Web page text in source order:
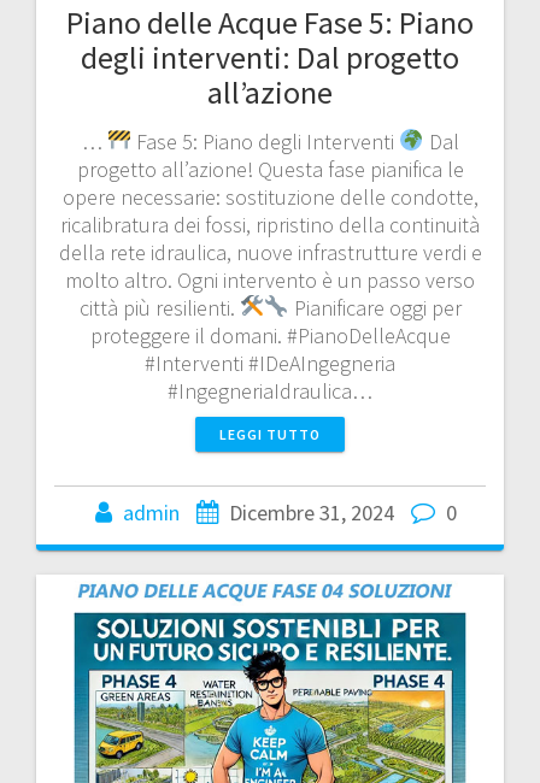
Piano delle Acque Fase 5: Piano
degli interventi: Dal progetto
all’azione
… Fase 5: Piano degli Interventi
Dal
progetto all’azione! Questa fase pianifica le
opere necessarie: sostituzione delle condotte,
ricalibratura dei fossi, ripristino della continuità
della rete idraulica, nuove infrastrutture verdi e
molto altro. Ogni intervento è un passo verso
città più resilienti.
Pianificare oggi per
proteggere il domani. #PianoDelleAcque
#Interventi #IDeAIngegneria
#IngegneriaIdraulica…
LEGGI TUTTO
admin Dicembre 31, 2024 0